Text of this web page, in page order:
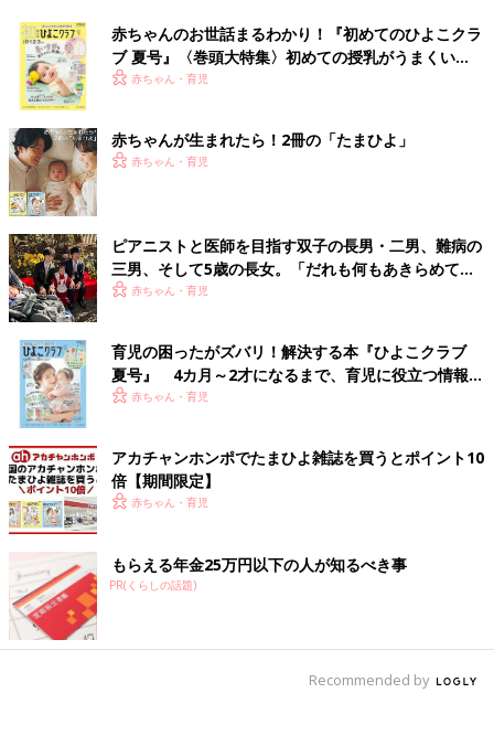
赤ちゃんのお世話まるわかり！『初めてのひよこクラ
ブ 夏号』〈巻頭大特集〉初めての授乳がうまくい
く！ おっぱい・ミルクの基本と夏のトラブル 解決テ
赤ちゃん・育児
赤ちゃんが生まれたら！2冊の「たまひよ」
赤ちゃん・育児
ピアニストと医師を目指す双子の長男・二男、難病の
三男、そして5歳の長女。「だれも何もあきらめてほ
しくない」母の思い
赤ちゃん・育児
育児の困ったがズバリ！解決する本『ひよこクラブ
夏号』 4カ月～2才になるまで、育児に役立つ情報が
いっぱい！
赤ちゃん・育児
アカチャンホンポでたまひよ雑誌を買うとポイント10
倍【期間限定】
赤ちゃん・育児
もらえる年金25万円以下の人が知るべき事
PR(くらしの話題)
Recommended by